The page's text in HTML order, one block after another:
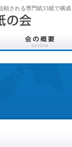
頼される専門紙33紙で構成